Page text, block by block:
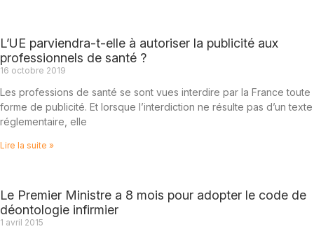
L’UE parviendra-t-elle à autoriser la publicité aux
professionnels de santé ?
16 octobre 2019
Les professions de santé se sont vues interdire par la France toute
forme de publicité. Et lorsque l’interdiction ne résulte pas d’un texte
réglementaire, elle
Lire la suite »
Le Premier Ministre a 8 mois pour adopter le code de
déontologie infirmier
1 avril 2015